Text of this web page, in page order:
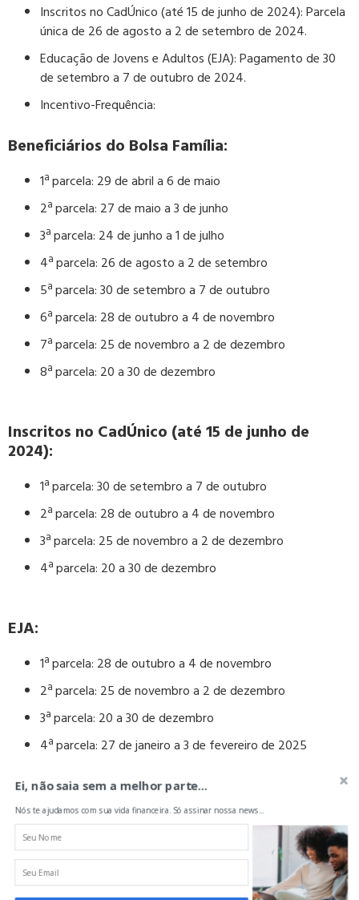
Inscritos no CadÚnico (até 15 de junho de 2024): Parcela
única de 26 de agosto a 2 de setembro de 2024.
Educação de Jovens e Adultos (EJA): Pagamento de 30
de setembro a 7 de outubro de 2024.
Incentivo-Frequência:
Beneficiários do Bolsa Família:
1ª parcela: 29 de abril a 6 de maio
2ª parcela: 27 de maio a 3 de junho
3ª parcela: 24 de junho a 1 de julho
4ª parcela: 26 de agosto a 2 de setembro
5ª parcela: 30 de setembro a 7 de outubro
6ª parcela: 28 de outubro a 4 de novembro
7ª parcela: 25 de novembro a 2 de dezembro
8ª parcela: 20 a 30 de dezembro
Inscritos no CadÚnico (até 15 de junho de
2024):
1ª parcela: 30 de setembro a 7 de outubro
2ª parcela: 28 de outubro a 4 de novembro
3ª parcela: 25 de novembro a 2 de dezembro
4ª parcela: 20 a 30 de dezembro
EJA:
1ª parcela: 28 de outubro a 4 de novembro
2ª parcela: 25 de novembro a 2 de dezembro
3ª parcela: 20 a 30 de dezembro
4ª parcela: 27 de janeiro a 3 de fevereiro de 2025
Incentivo-Conclusão e Incentivo-Enem:
Esses pagamentos são destinados a estudantes aprovados no
ensino médio e àqueles que realizarem as provas do Enem. As
datas para todos os beneficiários são de 20 a 27 de fevereiro
de 2025.
Ei, não saia sem a melhor parte...
Nós te ajudamos com sua vida financeira. Só assinar nossa news...